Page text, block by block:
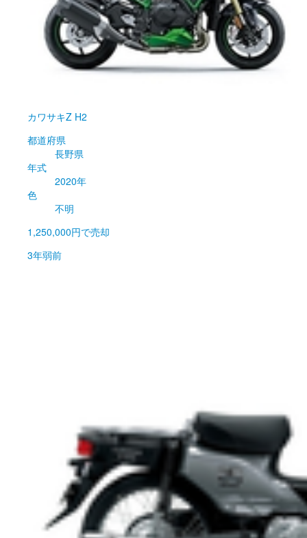
カワサキZ H2
都道府県
長野県
年式
2020年
色
不明
1,250,000円で売却
3年弱前